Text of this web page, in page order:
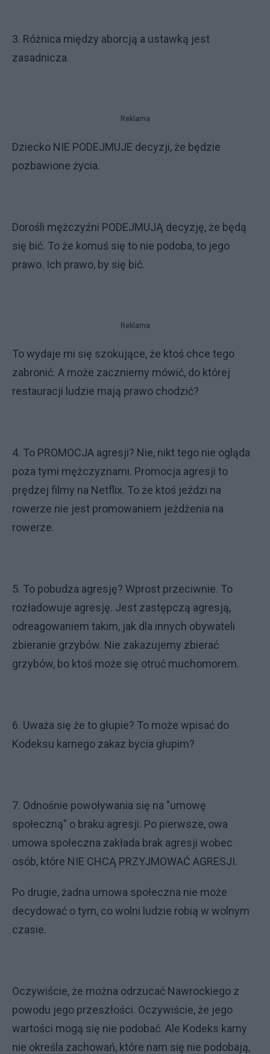
3. Różnica między aborcją a ustawką jest
zasadnicza.
Reklama
Dziecko NIE PODEJMUJE decyzji, że będzie
pozbawione życia.
Dorośli mężczyźni PODEJMUJĄ decyzję, że będą
się bić. To że komuś się to nie podoba, to jego
prawo. Ich prawo, by się bić.
Reklama
To wydaje mi się szokujące, że ktoś chce tego
zabronić. A może zaczniemy mówić, do której
restauracji ludzie mają prawo chodzić?
4. To PROMOCJA agresji? Nie, nikt tego nie ogląda
poza tymi mężczyznami. Promocja agresji to
prędzej filmy na Netflix. To że ktoś jeździ na
rowerze nie jest promowaniem jeżdżenia na
rowerze.
5. To pobudza agresję? Wprost przeciwnie. To
rozładowuje agresję. Jest zastępczą agresją,
odreagowaniem takim, jak dla innych obywateli
zbieranie grzybów. Nie zakazujemy zbierać
grzybów, bo ktoś może się otruć muchomorem.
6. Uważa się że to głupie? To może wpisać do
Kodeksu karnego zakaz bycia głupim?
7. Odnośnie powoływania się na "umowę
społeczną" o braku agresji. Po pierwsze, owa
umowa społeczna zakłada brak agresji wobec
osób, które NIE CHCĄ PRZYJMOWAĆ AGRESJI.
Po drugie, żadna umowa społeczna nie może
decydować o tym, co wolni ludzie robią w wolnym
czasie.
Oczywiście, że można odrzucać Nawrockiego z
powodu jego przeszłości. Oczywiście, że jego
wartości mogą się nie podobać. Ale Kodeks karny
nie określa zachowań, które nam się nie podobają,